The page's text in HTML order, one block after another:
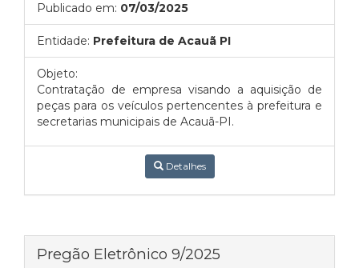
Publicado em: 07/03/2025
Entidade: Prefeitura de Acauã PI
Objeto:
Contratação de empresa visando a aquisição de
peças para os veículos pertencentes à prefeitura e
secretarias municipais de Acauã-PI.
Detalhes
Pregão Eletrônico 9/2025